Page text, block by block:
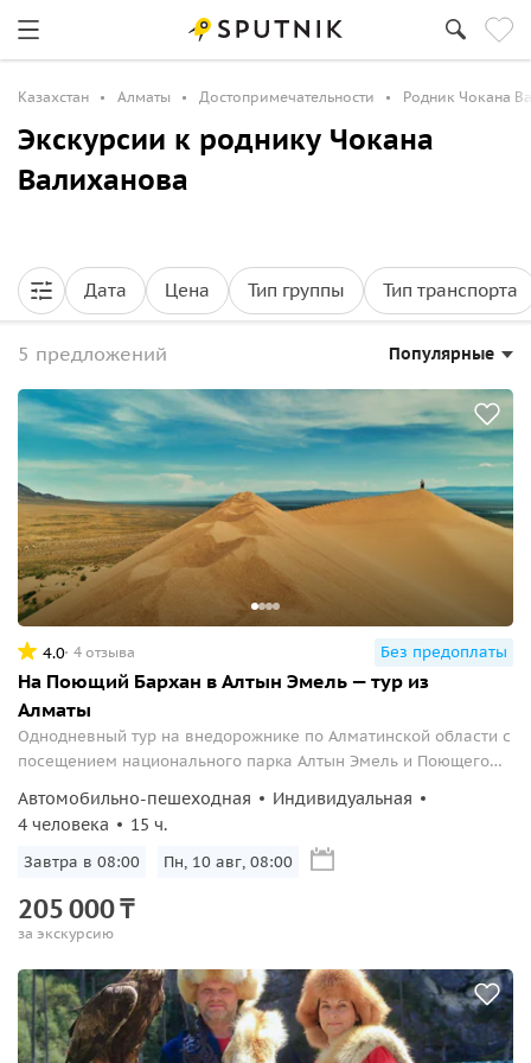
Казахстан Алматы Достопримечательности Родник Чокана
Экскурсии к роднику Чокана
Валиханова
Дата Цена Тип группы Тип транспорта
5 предложений Популярные
4.0 4 отзыва Без предоплаты
На Поющий Бархан в Алтын Эмель — тур из
Алматы
Однодневный тур на внедорожнике по Алматинской области с
посещением национального парка Алтын Эмель и Поющего
Автомобильно-пешеходная
Индивидуальная
4 человека
15 ч.
Завтра в 08:00 Пн, 10 авг, 08:00
205000₸
за экскурсию